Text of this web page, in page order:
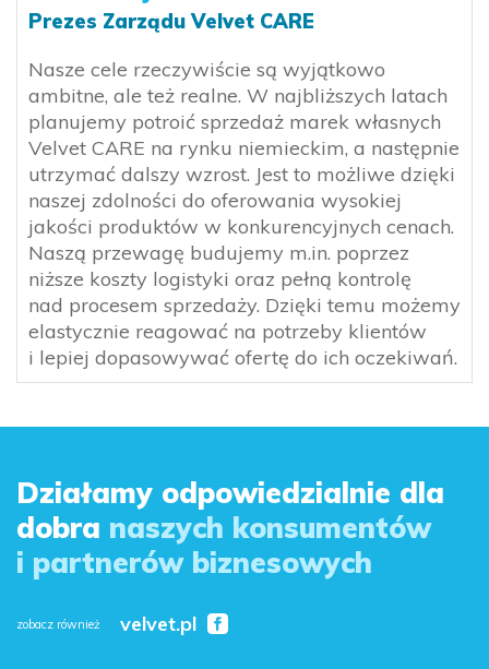
Prezes Zarządu Velvet CARE
Nasze cele rzeczywiście są wyjątkowo
ambitne, ale też realne. W najbliższych latach
planujemy potroić sprzedaż marek własnych
Velvet CARE na rynku niemieckim, a następnie
utrzymać dalszy wzrost. Jest to możliwe dzięki
naszej zdolności do oferowania wysokiej
jakości produktów w konkurencyjnych cenach.
Naszą przewagę budujemy m.in. poprzez
niższe koszty logistyki oraz pełną kontrolę
nad procesem sprzedaży. Dzięki temu możemy
elastycznie reagować na potrzeby klientów
i lepiej dopasowywać ofertę do ich oczekiwań.
Działamy odpowiedzialnie dla
dobra naszych konsumentów
i partnerów biznesowych
zobacz również velvet.pl